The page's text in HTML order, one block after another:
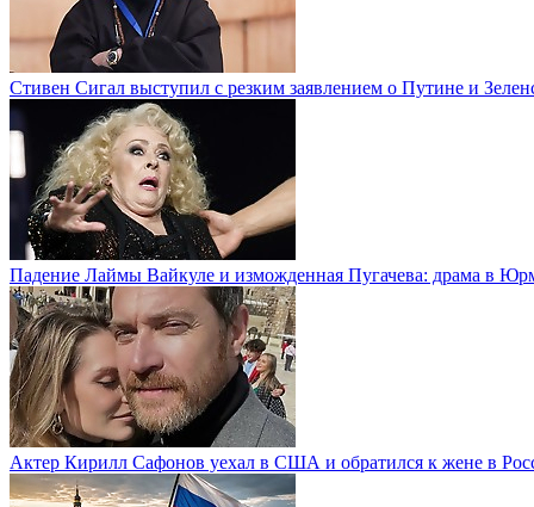
Стивен Сигал выступил с резким заявлением о Путине и
Падение Лаймы Вайкуле и изможденная Пугачева: драма в
Актер Кирилл Сафонов уехал в США и обратился к жене в